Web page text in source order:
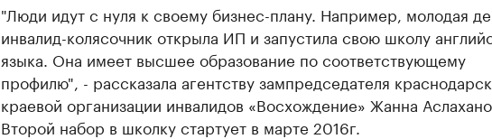
"Люди идут с нуля к своему бизнес-плану. Например, молодая
инвалид-колясочник открыла ИП и запустила свою школу
языка. Она имеет высшее образование по соответствующему
профилю", - рассказала агентству зампредседателя
краевой организации инвалидов «Восхождение» Жанна
Второй набор в школку стартует в марте 2016г.